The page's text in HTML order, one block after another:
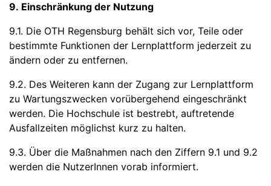
9. Einschränkung der Nutzung
9.1. Die OTH Regensburg behält sich vor, Teile oder
bestimmte Funktionen der Lernplattform jederzeit zu
ändern oder zu entfernen.
9.2. Des Weiteren kann der Zugang zur Lernplattform
zu Wartungszwecken vorübergehend eingeschränkt
werden. Die Hochschule ist bestrebt, auftretende
Ausfallzeiten möglichst kurz zu halten.
9.3. Über die Maßnahmen nach den Ziffern 9.1 und 9.2
werden die NutzerInnen vorab informiert.